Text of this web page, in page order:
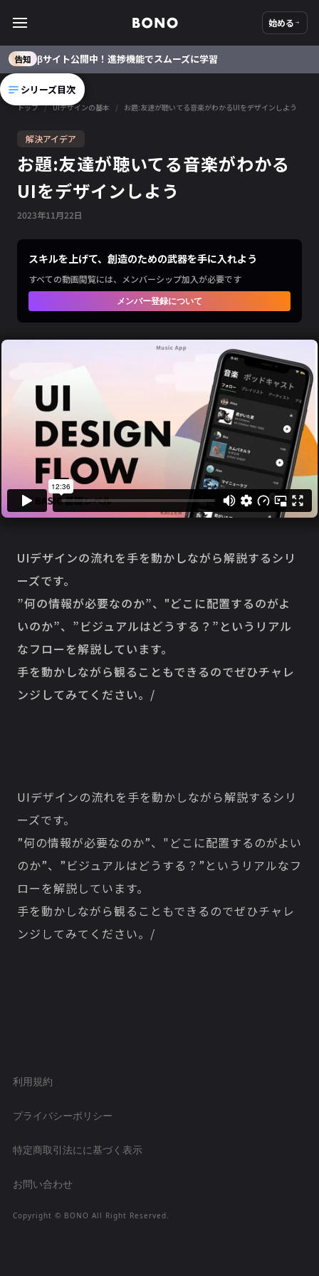
始める
告知 βサイト公開中！進捗機能でスムーズに学習
シリーズ目次
トップ / UIデザインの基本 / お題:友達が聴いてる音楽がわかるUIをデザインしよう
解決アイデア
お題:友達が聴いてる音楽がわかる
UIをデザインしよう
2023年11月22日
スキルを上げて、創造のための武器を手に入れよう
すべての動画閲覧には、メンバーシップ加入が必要です
メンバー登録について
UIデザインの流れを手を動かしながら解説するシリ
ーズです。
”何の情報が必要なのか”、"どこに配置するのがよ
いのか”、”ビジュアルはどうする？”というリアル
なフローを解説しています。
手を動かしながら観ることもできるのでぜひチャレ
ンジしてみてください。/
UIデザインの流れを手を動かしながら解説するシリ
ーズです。
”何の情報が必要なのか”、"どこに配置するのがよい
のか”、”ビジュアルはどうする？”というリアルなフ
ローを解説しています。
手を動かしながら観ることもできるのでぜひチャレ
ンジしてみてください。/
利用規約
プライバシーポリシー
特定商取引法にに基づく表示
お問い合わせ
Copyright ©︎ BONO All Right Reserved.